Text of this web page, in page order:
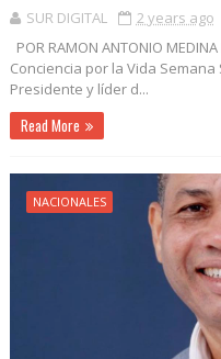
SUR DIGITAL
2 years ago
POR RAMON ANTONIO
Conciencia por la Vida Semana
Presidente y líder d...
Read More
NACIONALES